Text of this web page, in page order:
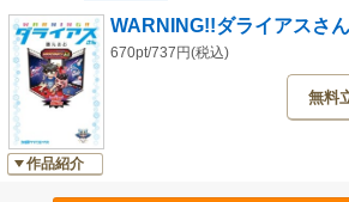
作品紹介
WARNING!!ダライアスさん
670pt/737円(税込)
無料